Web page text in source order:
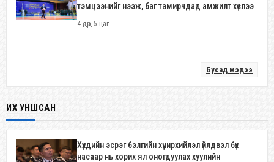
тэмцээнийг нээж, баг тамирчдад амжилт хүслээ
4 өдөр, 5 цаг
Бусад мэдээ
ИХ УНШСАН
Хүүхдийн эсрэг бэлгийн хүчирхийлэл үйлдвэл бүх
насаар нь хорих ял оногдуулах хуулийн